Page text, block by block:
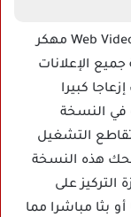
يوفر استخدام Web Video Caster مهكر
الإعلانات
كبيرا
في النسخة
تقاطع التشغيل
هذه النسخة
التركيز على
بثا مباشرا مما